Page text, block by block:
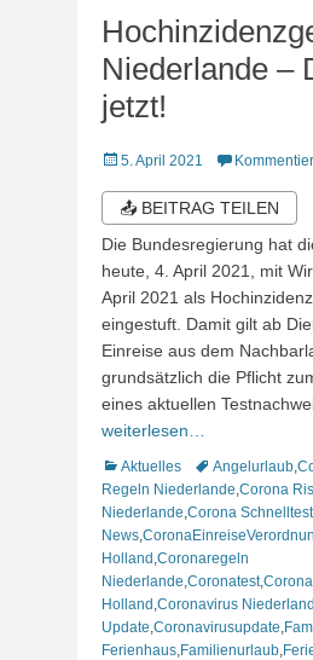
Niederlande –
jetzt!
Veröffentlicht
5. April 2021
📤 BEITRAG TEILEN
Die Bundesregierung hat
heute, 4. April 2021, mit
April 2021 als
eingestuft. Damit gilt ab
Einreise aus dem
grundsätzlich die Pflicht
eines aktuellen
weiterlesen…
Kategorien
Aktuelles Schlagworte
Angelurlaub
Regeln Niederlande Corona
Niederlande Corona Schnelltest
News
Holland Coronaregeln
Niederlande Coronatest,
Holland Coronavirus
Update Coronavirusupdate
Ferienhaus Familienurlaub